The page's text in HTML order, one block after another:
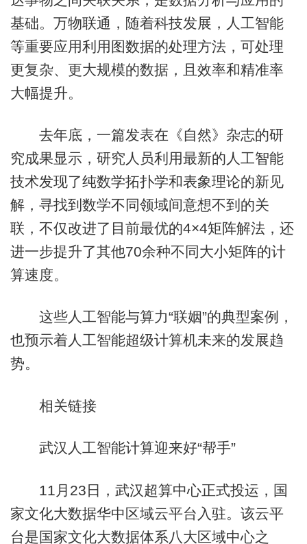
基础。万物联通，随着科技发展，人工智能
等重要应用利用图数据的处理方法，可处理
更复杂、更大规模的数据，且效率和精准率
大幅提升。
去年底，一篇发表在《自然》杂志的研
究成果显示，研究人员利用最新的人工智能
技术发现了纯数学拓扑学和表象理论的新见
解，寻找到数学不同领域间意想不到的关
联，不仅改进了目前最优的4×4矩阵解法，还
进一步提升了其他70余种不同大小矩阵的计
算速度。
这些人工智能与算力“联姻”的典型案例，
也预示着人工智能超级计算机未来的发展趋
势。
相关链接
武汉人工智能计算迎来好“帮手”
11月23日，武汉超算中心正式投运，国
家文化大数据华中区域云平台入驻。该云平
台是国家文化大数据体系八大区域中心之